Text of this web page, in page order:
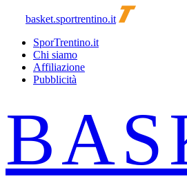
basket.sportrentino.it
SporTrentino.it
Chi siamo
Affiliazione
Pubblicità